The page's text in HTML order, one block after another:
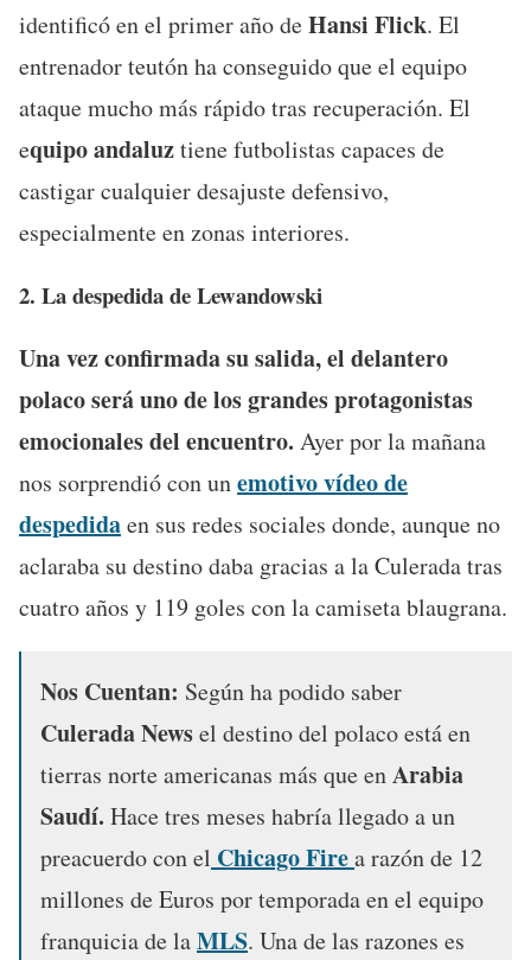
identificó en el primer año deHansi Flick. El
entrenador teutón ha conseguido que el equipo
ataque mucho más rápido tras recuperación. El
equipo andaluztiene futbolistas capaces de
castigar cualquier desajuste defensivo,
especialmente en zonas interiores.
2. La despedida de Lewandowski
Una vez confirmada su salida, el delantero
polaco será uno de los grandes protagonistas
emocionales del encuentro. Ayer por la mañana
nos sorprendió con unemotivo vídeo de
despedidaen sus redes sociales donde, aunque no
aclaraba su destino daba gracias a la Culerada tras
cuatro años y 119 goles con la camiseta blaugrana.
Nos Cuentan: Según ha podido saber
Culerada Newsel destino del polaco está en
tierras norte americanas más que enArabia
Saudí. Hace tres meses habría llegado a un
preacuerdo con el Chicago Firea razón de 12
millones de Euros por temporada en el equipo
franquicia de laMLS. Una de las razones es